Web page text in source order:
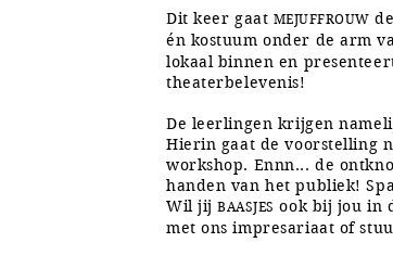
Dit keer gaat MEJUFFROUW
én kostuum onder de arm
lokaal binnen en
theaterbelevenis!
De leerlingen krijgen
Hierin gaat de voorstelling
workshop. Ennn... de
handen van het publiek!
Wil jijBAASJES ook bij jou in
met ons impresariaat of